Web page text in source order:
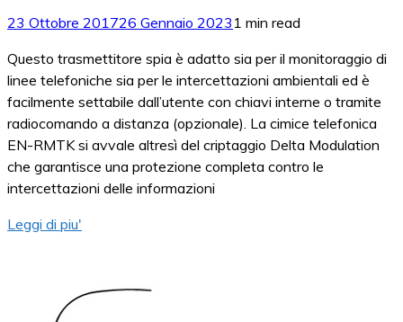
23 Ottobre 201726 Gennaio 2023 1 min read
Questo trasmettitore spia è adatto sia per il monitoraggio di
linee telefoniche sia per le intercettazioni ambientali ed è
facilmente settabile dall’utente con chiavi interne o tramite
radiocomando a distanza (opzionale). La cimice telefonica
EN-RMTK si avvale altresì del criptaggio Delta Modulation
che garantisce una protezione completa contro le
intercettazioni delle informazioni
Leggi di piu'